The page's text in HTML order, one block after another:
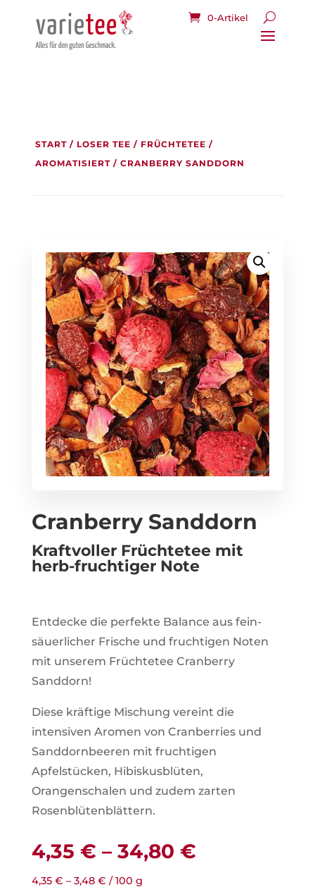
0-Artikel
START/ LOSER TEE / FRÜCHTETEE /
AROMATISIERT/ CRANBERRY SANDDORN
Cranberry Sanddorn
Kraftvoller Früchtetee mit
herb-fruchtiger Note
Entdecke die perfekte Balance aus fein-
säuerlicher Frische und fruchtigen Noten
mit unserem Früchtetee Cranberry
Sanddorn!
Diese kräftige Mischung vereint die
intensiven Aromen von Cranberries und
Sanddornbeeren mit fruchtigen
Apfelstücken, Hibiskusblüten,
Orangenschalen und zudem zarten
Rosenblütenblättern.
4,35 € – 34,80 €
4,35 € –3,48 € / 100 g